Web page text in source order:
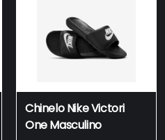
Chinelo Nike Victori
One Masculino